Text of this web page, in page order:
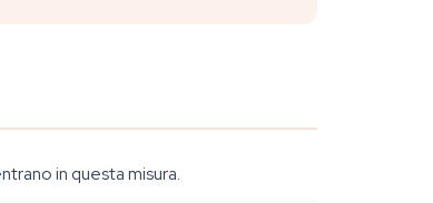
in questa misura.